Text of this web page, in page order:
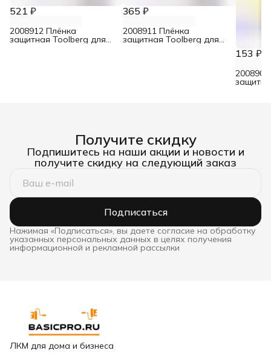
521 ₽
2008912 Плёнка
защитная Toolberg для
365 ₽
2008911 Плёнка
защитная Toolberg для
153 ₽
Получите скидку
Подпишитесь на наши акции и новости и
получите скидку на следующий заказ
Подписаться
Нажимая «Подписаться», вы даете согласие на обработку
указанных персональных данных в целях получения
информационной и рекламной рассылки
ЛКМ для дома и бизнеса